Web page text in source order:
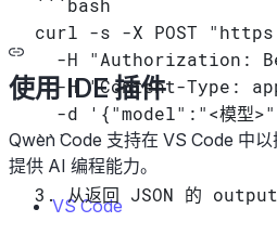
curl -s -X POST
-H "Authorization:
-H "Content-Type:
-d '{"model":"<模型
```
3. 从返回 JSON 的
使用 IDE 插件
Qwen Code 支持在 VS Code 中
提供 AI 编程能力。
VS Code